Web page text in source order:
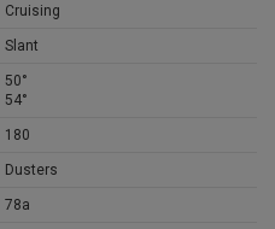
Cruising
Slant
50°
54°
180
Dusters
78a